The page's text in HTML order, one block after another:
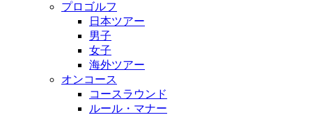
プロゴルフ
日本ツアー
男子
女子
海外ツアー
オンコース
コースラウンド
ルール・マナー